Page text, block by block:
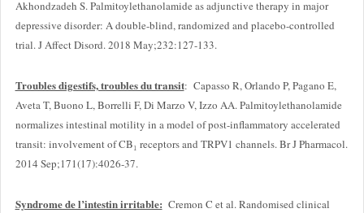
Akhondzadeh S. Palmitoylethanolamide as adjunctive therapy in major
depressive disorder: A double-blind, randomized and placebo-controlled
trial. J Affect Disord. 2018 May;232:127-133.
Troubles digestifs, troubles du transit: Capasso R, Orlando P, Pagano E,
Aveta T, Buono L, Borrelli F, Di Marzo V, Izzo AA. Palmitoylethanolamide
normalizes intestinal motility in a model of post-inflammatory accelerated
transit: involvement of CB₁ receptors and TRPV1 channels. Br J Pharmacol.
2014 Sep;171(17):4026-37.
Syndrome de l’intestin irritable: Cremon C et al. Randomised clinical